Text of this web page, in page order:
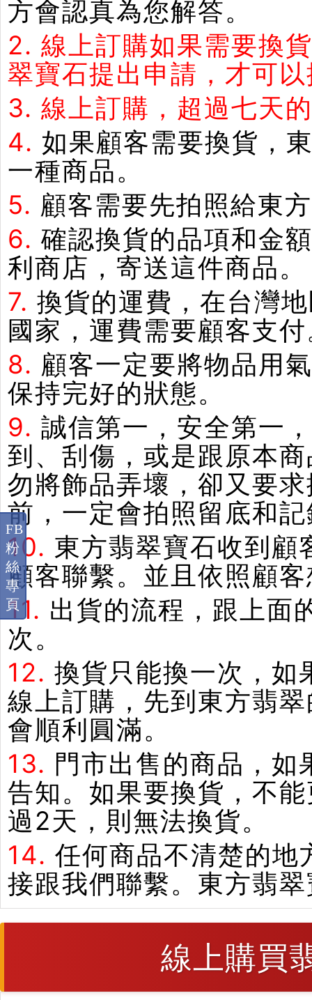
方會認真為您解答。
2. 線上訂購如果需要換
翠寶石提出申請，才可
3. 線上訂購，超過七天
4. 如果顧客需要換貨，
一種商品。
5. 顧客需要先拍照給東
6. 確認換貨的品項和金
利商店，寄送這件商品。
7. 換貨的運費，在台灣
國家，運費需要顧客支
8. 顧客一定要將物品用
保持完好的狀態。
9. 誠信第一，安全第一
到、刮傷，或是跟原本
勿將飾品弄壞，卻又要
前，一定會拍照留底和
10. 東方翡翠寶石收到顧
顧客聯繫。並且依照顧
11. 出貨的流程，跟上面
次。
12. 換貨只能換一次，如
線上訂購，先到東方翡
會順利圓滿。
13. 門市出售的商品，
告知。如果要換貨，不
過2天，則無法換貨。
14. 任何商品不清楚的地
接跟我們聯繫。東方翡
線上購買
FB
粉
絲
專
頁